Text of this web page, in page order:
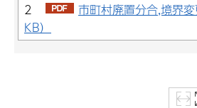
2
市町村廃置分合,境界
KB）